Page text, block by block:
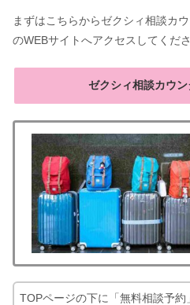
まずはこちらからゼクシィ相談カ
のWEBサイトへアクセスしてくださ
ゼクシィ相談カウ
TOPページの下に「無料相談予約